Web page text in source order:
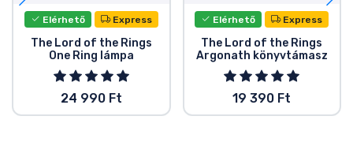
Elérhető Express
The Lord of the Rings
One Ring lámpa
24 990 Ft
Elérhető Express
The Lord of the Rings
Argonath könyvtámasz
19 390 Ft